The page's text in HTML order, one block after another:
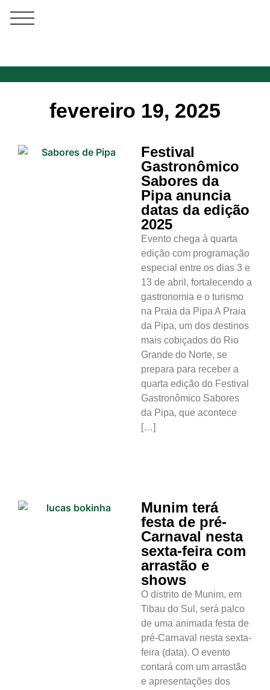
fevereiro 19, 2025
Festival
Gastronômico
Sabores da
Pipa anuncia
datas da edição
2025
Evento chega à quarta
edição com programação
especial entre os dias 3 e
13 de abril, fortalecendo a
gastronomia e o turismo
na Praia da Pipa A Praia
da Pipa, um dos destinos
mais cobiçados do Rio
Grande do Norte, se
prepara para receber a
quarta edição do Festival
Gastronômico Sabores
da Pipa, que acontece
[…]
Munim terá
festa de pré-
Carnaval nesta
sexta-feira com
arrastão e
shows
O distrito de Munim, em
Tibau do Sul, será palco
de uma animada festa de
pré-Carnaval nesta sexta-
feira (data). O evento
contará com um arrastão
e apresentações dos